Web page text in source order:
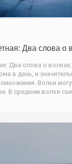
Два слова о
Два слова о
в день, и
Волки
В среднем волки